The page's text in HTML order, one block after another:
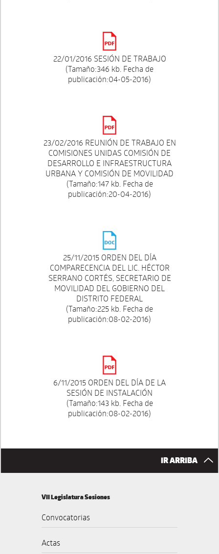
22/01/2016 SESIÓN DE TRABAJO
(Tamaño:346 kb. Fecha de
publicación:04-05-2016)
23/02/2016 REUNIÓN DE TRABAJO EN
COMISIONES UNIDAS COMISIÓN DE
DESARROLLO E INFRAESTRUCTURA
URBANA Y COMISIÓN DE MOVILIDAD
(Tamaño:147 kb. Fecha de
publicación:20-04-2016)
25/11/2015 ORDEN DEL DÍA
COMPARECENCIA DEL LIC. HÉCTOR
SERRANO CORTÉS, SECRETARIO DE
MOVILIDAD DEL GOBIERNO DEL
DISTRITO FEDERAL
(Tamaño:225 kb. Fecha de
publicación:08-02-2016)
6/11/2015 ORDEN DEL DÍA DE LA
SESIÓN DE INSTALACIÓN
(Tamaño:143 kb. Fecha de
publicación:08-02-2016)
IR ARRIBA
VII Legislatura Sesiones
Convocatorias
Actas